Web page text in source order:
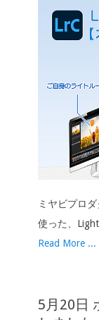
ミヤビプロ
使った、
Read More ...
5月20日